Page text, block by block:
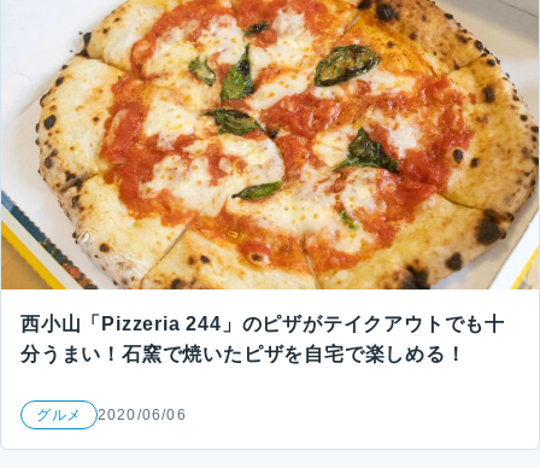
西小山「Pizzeria 244」のピザがテイクアウトでも十
分うまい！石窯で焼いたピザを自宅で楽しめる！
グルメ 2020/06/06